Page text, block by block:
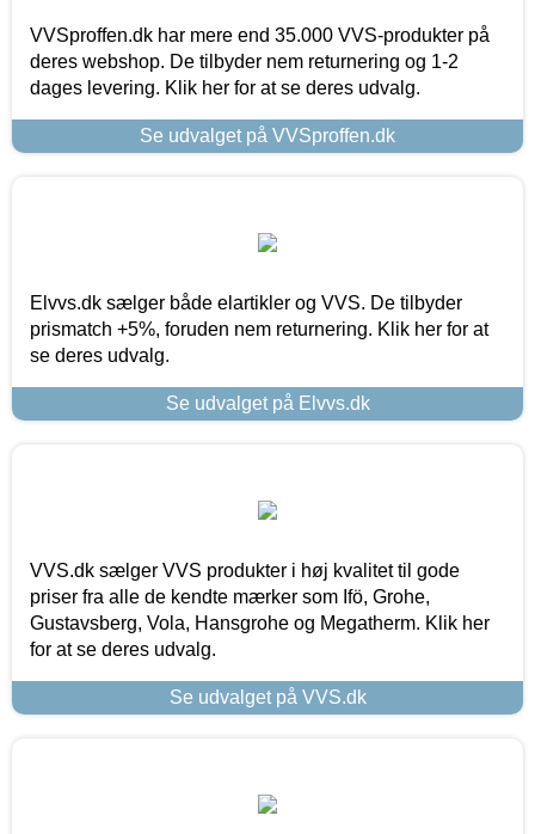
VVSproffen.dk har mere end 35.000 VVS-produkter på
deres webshop. De tilbyder nem returnering og 1-2
dages levering. Klik her for at se deres udvalg.
Se udvalget på VVSproffen.dk
Elvvs.dk sælger både elartikler og VVS. De tilbyder
prismatch +5%, foruden nem returnering. Klik her for at
se deres udvalg.
Se udvalget på Elvvs.dk
VVS.dk sælger VVS produkter i høj kvalitet til gode
priser fra alle de kendte mærker som Ifö, Grohe,
Gustavsberg, Vola, Hansgrohe og Megatherm. Klik her
for at se deres udvalg.
Se udvalget på VVS.dk